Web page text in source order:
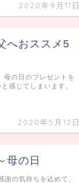
2020年9月11日
へおススメ5
2020年5月12日
母の日のプレゼントを
感じてしまいます。
母の日
の気持ちを込めて、